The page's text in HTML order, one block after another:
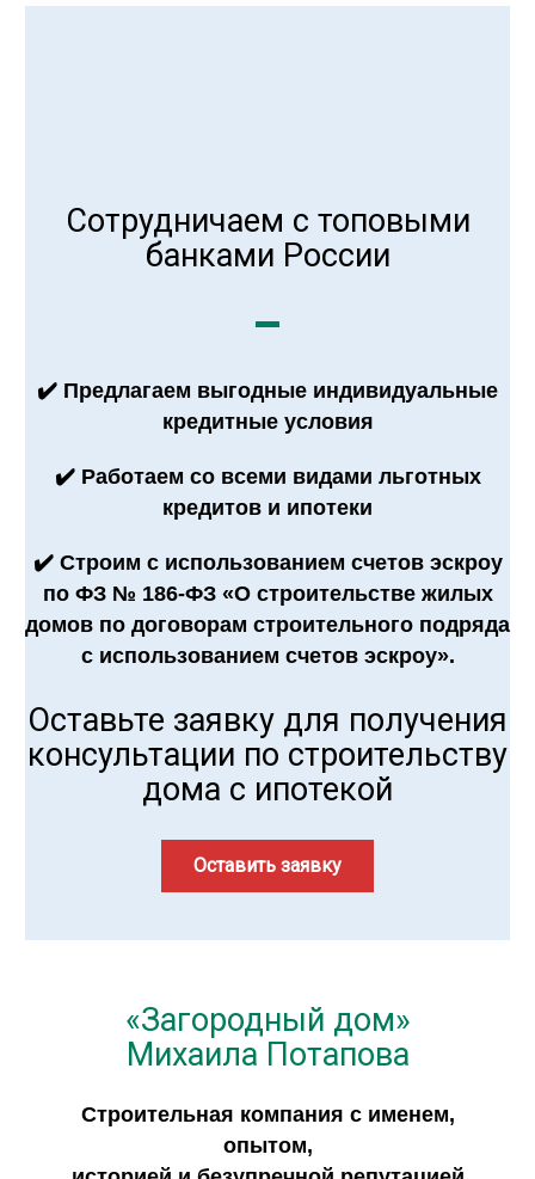
Сотрудничаем с топовыми
банками России
✔️ Предлагаем выгодные индивидуальные
кредитные условия
✔️ Работаем со всеми видами льготных
кредитов и ипотеки
✔️ Строим с использованием счетов эскроу
по ФЗ № 186-ФЗ «О строительстве жилых
домов по договорам строительного подряда
с использованием счетов эскроу».
Оставьте заявку для получения
консультации по строительству
дома с ипотекой
Оставить заявку
«Загородный дом»
Михаила Потапова
Строительная компания с именем,
опытом,